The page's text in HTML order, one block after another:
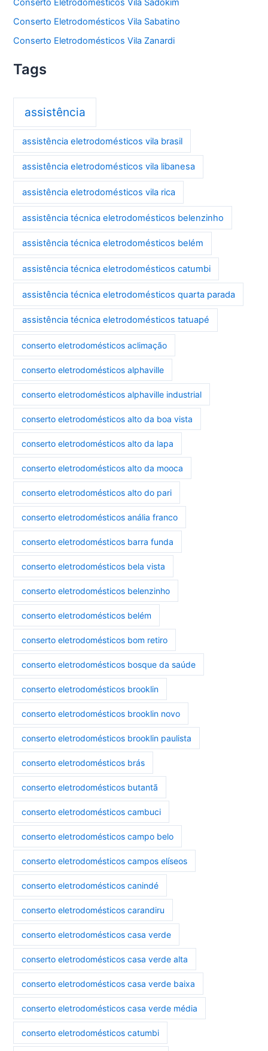
Conserto Eletrodomésticos Vila Sadokim
Conserto Eletrodomésticos Vila Sabatino
Conserto Eletrodomésticos Vila Zanardi
Tags
assistência
assistência eletrodomésticos vila brasil
assistência eletrodomésticos vila libanesa
assistência eletrodomésticos vila rica
assistência técnica eletrodomésticos belenzinho
assistência técnica eletrodomésticos belém
assistência técnica eletrodomésticos catumbi
assistência técnica eletrodomésticos quarta parada
assistência técnica eletrodomésticos tatuapé
conserto eletrodomésticos aclimação
conserto eletrodomésticos alphaville
conserto eletrodomésticos alphaville industrial
conserto eletrodomésticos alto da boa vista
conserto eletrodomésticos alto da lapa
conserto eletrodomésticos alto da mooca
conserto eletrodomésticos alto do pari
conserto eletrodomésticos anália franco
conserto eletrodomésticos barra funda
conserto eletrodomésticos bela vista
conserto eletrodomésticos belenzinho
conserto eletrodomésticos belém
conserto eletrodomésticos bom retiro
conserto eletrodomésticos bosque da saúde
conserto eletrodomésticos brooklin
conserto eletrodomésticos brooklin novo
conserto eletrodomésticos brooklin paulista
conserto eletrodomésticos brás
conserto eletrodomésticos butantã
conserto eletrodomésticos cambuci
conserto eletrodomésticos campo belo
conserto eletrodomésticos campos elíseos
conserto eletrodomésticos canindé
conserto eletrodomésticos carandiru
conserto eletrodomésticos casa verde
conserto eletrodomésticos casa verde alta
conserto eletrodomésticos casa verde baixa
conserto eletrodomésticos casa verde média
conserto eletrodomésticos catumbi